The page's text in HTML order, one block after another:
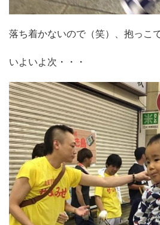
落ち着かないので（笑）、抱っこ
いよいよ次・・・